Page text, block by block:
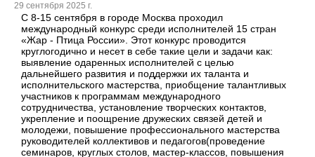
29 сентября 2025 г.
С 8-15 сентября в городе Москва проходил
международный конкурс среди исполнителей 15 стран
«Жар - Птица России». Этот конкурс проводится
круглогодично и несет в себе такие цели и задачи как:
выявление одаренных исполнителей с целью
дальнейшего развития и поддержки их таланта и
исполнительского мастерства, приобщение талантливых
участников к программам международного
сотрудничества, установление творческих контактов,
укрепление и поощрение дружеских связей детей и
молодежи, повышение профессионального мастерства
руководителей коллективов и педагогов(проведение
семинаров, круглых столов, мастер-классов, повышения